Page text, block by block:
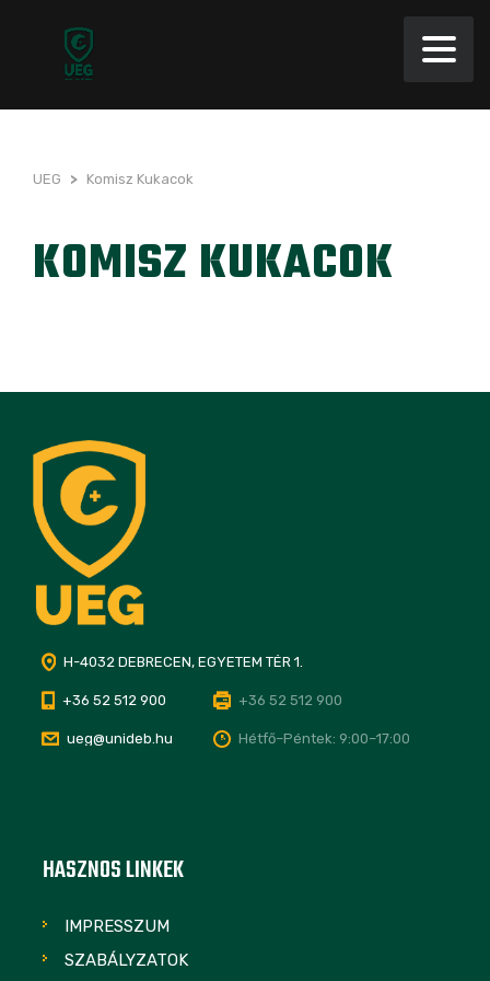
UEG > Komisz Kukacok
KOMISZ KUKACOK
H-4032 DEBRECEN, EGYETEM TÉR 1.
+36 52 512 900 +36 52 512 900
ueg@unideb.hu Hétfő–Péntek: 9:00–17:00
HASZNOS LINKEK
IMPRESSZUM
SZABÁLYZATOK